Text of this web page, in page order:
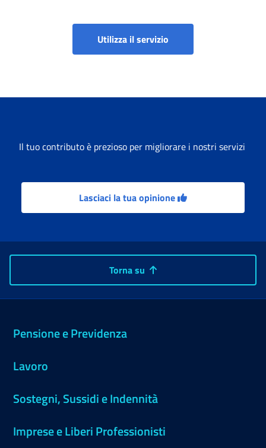
Utilizza il servizio
Il tuo contributo è prezioso per migliorare i nostri servizi
Lasciaci la tua opinione
Torna su
Pensione e Previdenza
Lavoro
Sostegni, Sussidi e Indennità
Imprese e Liberi Professionisti